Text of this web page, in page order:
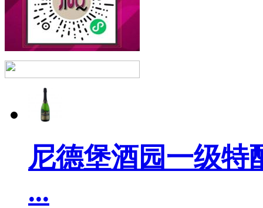
尼德堡酒园一级特
...